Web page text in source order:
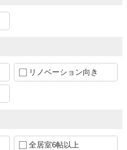
リノベーション向き
全居室6帖以上